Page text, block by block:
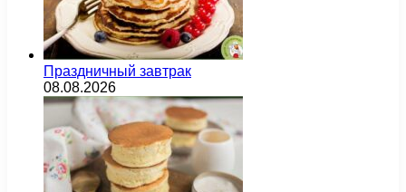
Праздничный завтрак
08.08.2026